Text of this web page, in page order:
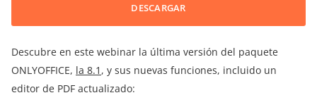
DESCARGAR
Descubre en este webinar la última versión del paquete
ONLYOFFICE, la 8.1 , y sus nuevas funciones, incluido un
editor de PDF actualizado: